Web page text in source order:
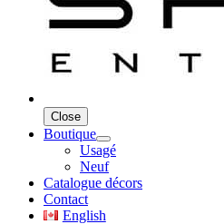
Close
Boutique
Usagé
Neuf
Catalogue décors
Contact
English